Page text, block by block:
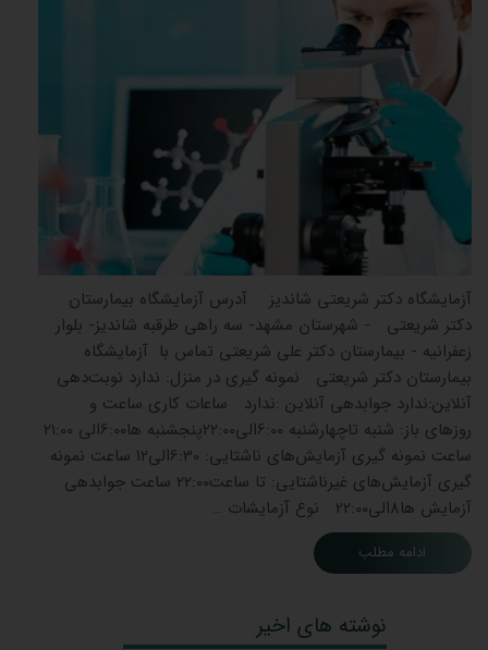
آزمایشگاه دکتر شریعتی شاندیز آدرس آزمایشگاه بیمارستان
دکتر شریعتی - شهرستان مشهد- سه راهی طرقبه شاندیز- بلوار
زعفرانیه - بیمارستان دکتر علی شریعتی تماس با آزمایشگاه
بیمارستان دکتر شریعتی نمونه گیری در منزل: ندارد نوبت‌دهی
آنلاین:ندارد جوابدهی آنلاین :ندارد ساعات کاری ساعت و
روزهای باز: شنبه تاچهارشنبه 6:00الی22:00پنجشنبه ها6:00الی 21:00
ساعت نمونه گیری آزمایش‌های ناشتایی: 6:30الی12 ساعت نمونه
گیری آزمایش‌های غیرناشتایی: تا ساعت22:00 ساعت جوابدهی
آزمایش ‌ها8الی22:00 نوع آزمایشات …
ادامه مطلب
نوشته های اخیر